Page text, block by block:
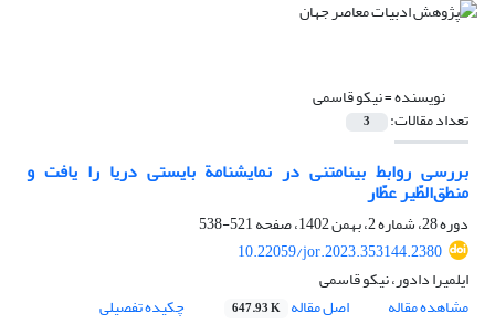
نویسنده =نیکو قاسمی
تعداد مقالات: 3
بررسی روابط بینامتنی در نمایشنامة بایستی دریا را یافت و
منطق‌الطّیر عطّار
دوره 28، شماره 2، بهمن 1402، صفحه
521-538
10.22059/jor.2023.353144.2380
ایلمیرا دادور، نیکو قاسمی
مشاهده مقاله
اصل مقاله 647.93 K چکیده تفصیلی